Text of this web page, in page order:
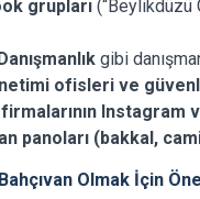
grupları (“Beylikdüzü
gibi
ofisleri ve
Instagram
panoları (bakkal,
Bahçıvan Olmak İçin